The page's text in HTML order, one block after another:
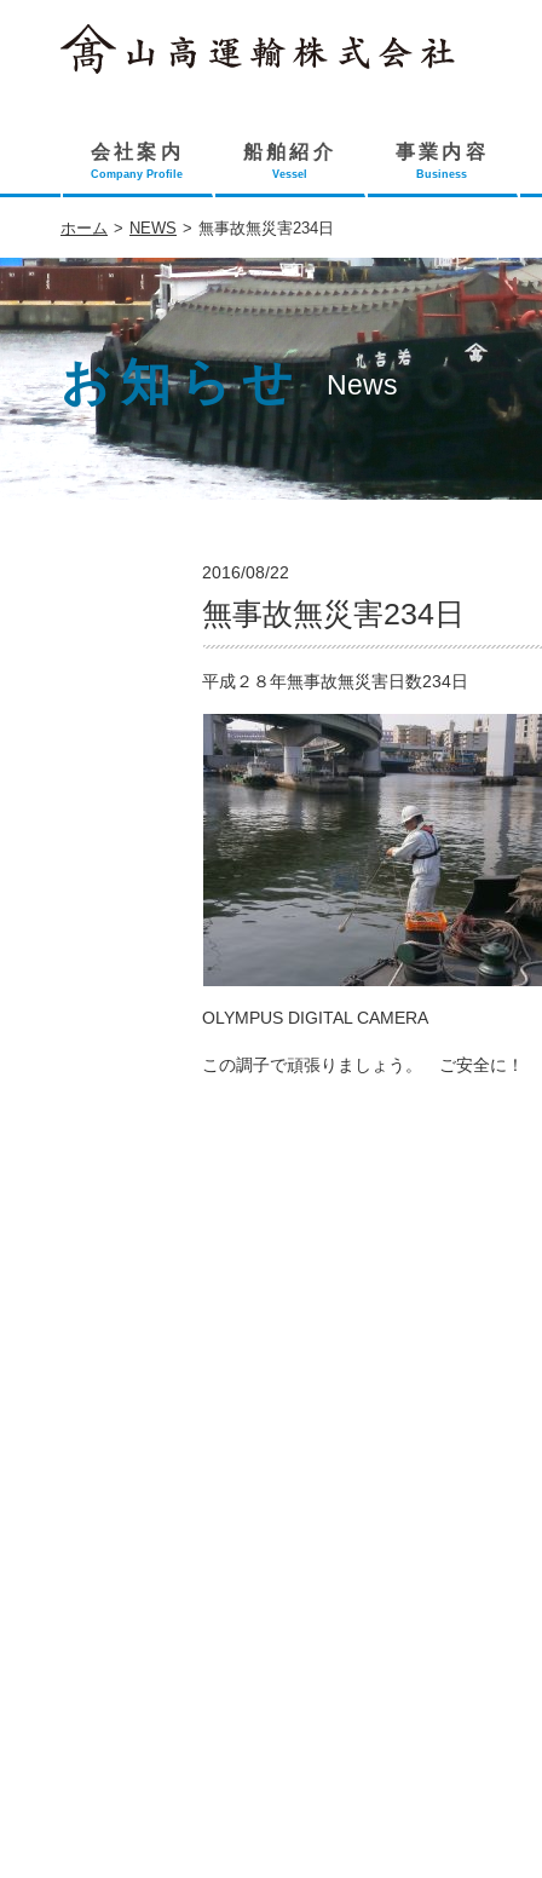
会社案内
Company Profile
船舶紹介
Vessel
事業内容
Business
ホーム > NEWS > 無事故無災害234日
お知らせ News
2016/08/22
無事故無災害234日
平成２８年無事故無災害日数234日
OLYMPUS DIGITAL CAMERA
この調子で頑張りましょう。 ご安全に！